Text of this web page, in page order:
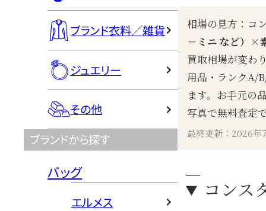
ブランド衣料／雑貨
ジュエリー
その他
ブランドから探す
バッグ
エルメス
相場の見方：コ
＝ミニ など）×
買取相場が変わ
用品・ランクA/
ます。お手元の
写真で無料査定
最終更新：2026年
コンス